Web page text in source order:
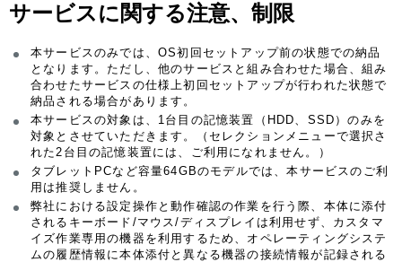
サービスに関する注意、制限
本サービスのみでは、OS初回セットアップ前の状態での納品
となります。ただし、他のサービスと組み合わせた場合、組み
合わせたサービスの仕様上初回セットアップが行われた状態で
納品される場合があります。
本サービスの対象は、1台目の記憶装置（HDD、SSD）のみを
対象とさせていただきます。（セレクションメニューで選択さ
れた2台目の記憶装置には、ご利用になれません。）
タブレットPCなど容量64GBのモデルでは、本サービスのご利
用は推奨しません。
弊社における設定操作と動作確認の作業を行う際、本体に添付
されるキーボード/マウス/ディスプレイは利用せず、カスタマ
イズ作業専用の機器を利用するため、オペレーティングシステ
ムの履歴情報に本体添付と異なる機器の接続情報が記録される